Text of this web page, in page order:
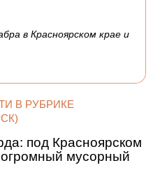
в Красноярском крае и
В РУБРИКЕ
под Красноярском
мусорный